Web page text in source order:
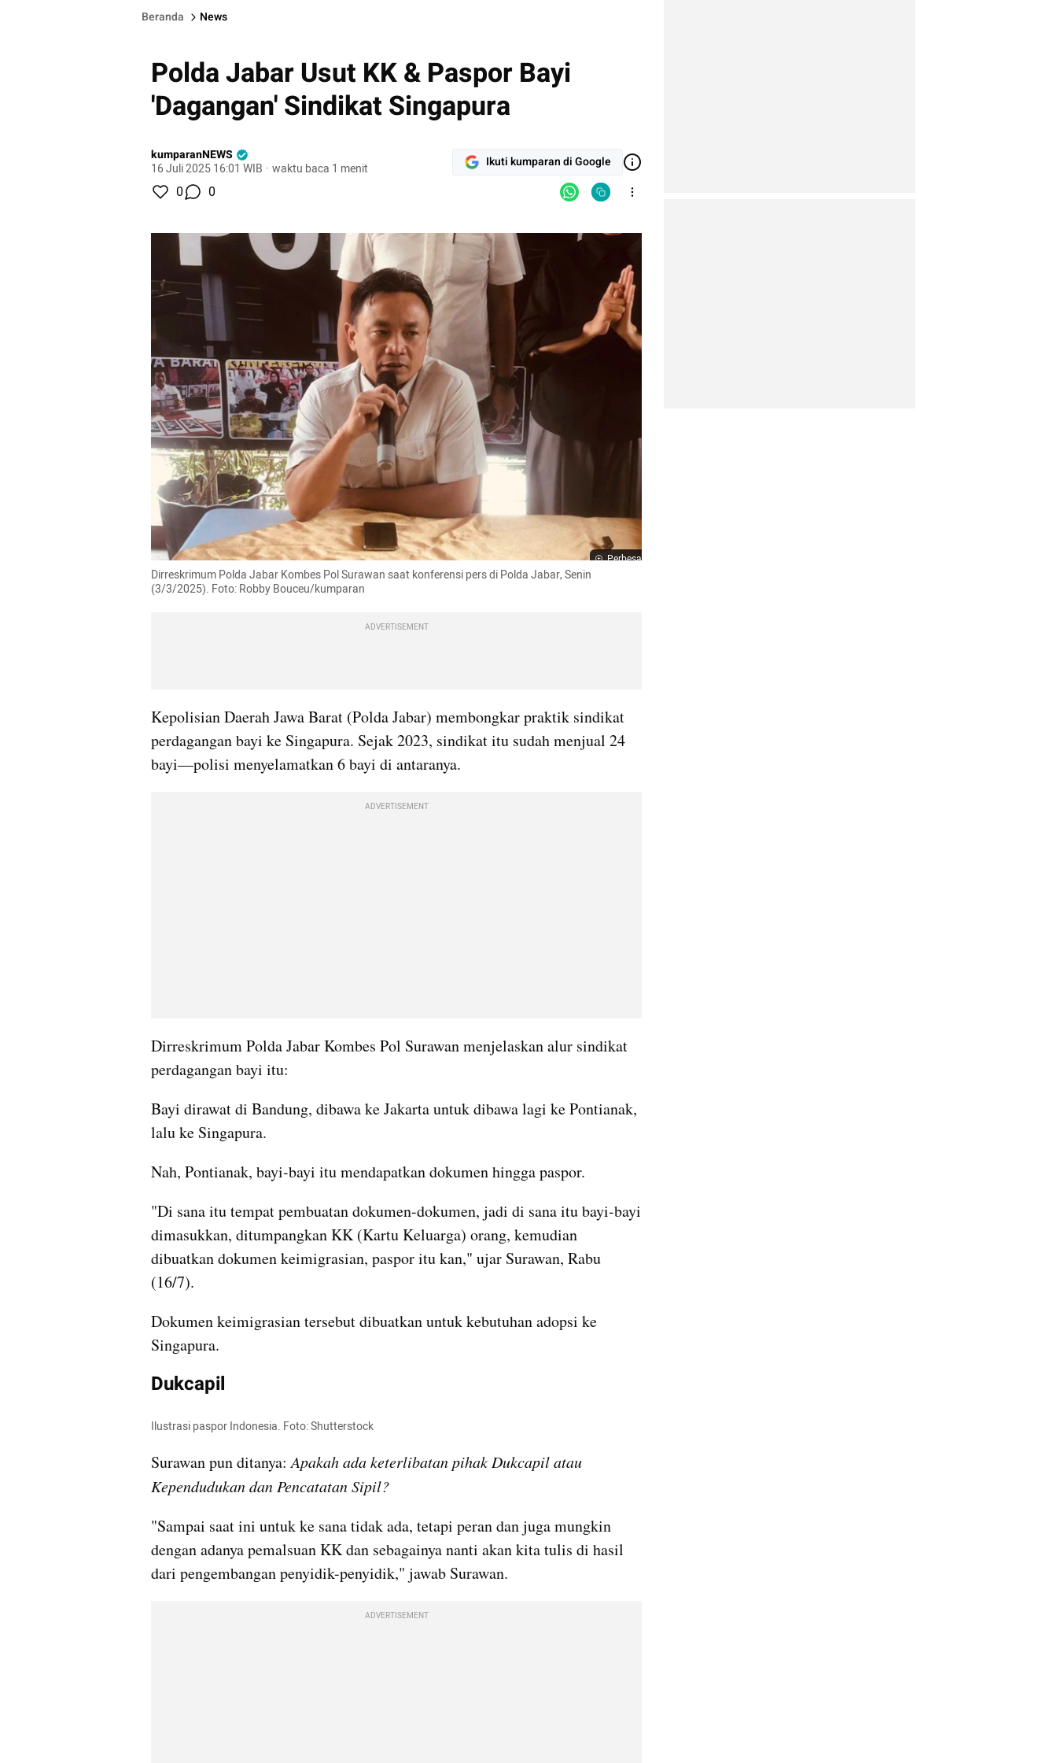
Beranda News
Polda Jabar Usut KK & Paspor Bayi
'Dagangan' Sindikat Singapura
kumparanNEWS
16 Juli 2025 16:01 WIB · waktu baca 1 menit Ikuti kumparan di Google
0 0
Perbesar
Dirreskrimum Polda Jabar Kombes Pol Surawan saat konferensi pers di Polda Jabar, Senin
(3/3/2025). Foto: Robby Bouceu/kumparan
ADVERTISEMENT
Kepolisian Daerah Jawa Barat (Polda Jabar) membongkar praktik sindikat
perdagangan bayi ke Singapura. Sejak 2023, sindikat itu sudah menjual 24
bayi—polisi menyelamatkan 6 bayi di antaranya.
ADVERTISEMENT
Dirreskrimum Polda Jabar Kombes Pol Surawan menjelaskan alur sindikat
perdagangan bayi itu:
Bayi dirawat di Bandung, dibawa ke Jakarta untuk dibawa lagi ke Pontianak,
lalu ke Singapura.
Nah, Pontianak, bayi-bayi itu mendapatkan dokumen hingga paspor.
"Di sana itu tempat pembuatan dokumen-dokumen, jadi di sana itu bayi-bayi
dimasukkan, ditumpangkan KK (Kartu Keluarga) orang, kemudian
dibuatkan dokumen keimigrasian, paspor itu kan," ujar Surawan, Rabu
(16/7).
Dokumen keimigrasian tersebut dibuatkan untuk kebutuhan adopsi ke
Singapura.
Dukcapil
Ilustrasi paspor Indonesia. Foto: Shutterstock
Surawan pun ditanya: Apakah ada keterlibatan pihak Dukcapil atau
Kependudukan dan Pencatatan Sipil?
"Sampai saat ini untuk ke sana tidak ada, tetapi peran dan juga mungkin
dengan adanya pemalsuan KK dan sebagainya nanti akan kita tulis di hasil
dari pengembangan penyidik-penyidik," jawab Surawan.
ADVERTISEMENT